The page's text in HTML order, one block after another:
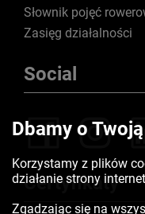
Słownik pojęć
Zasięg działalności
Social
Certyfikaty
Dbamy o
Korzystamy z plików
działanie strony
Zgadzając się na